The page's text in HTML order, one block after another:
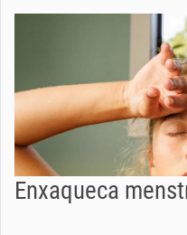
Enxaqueca